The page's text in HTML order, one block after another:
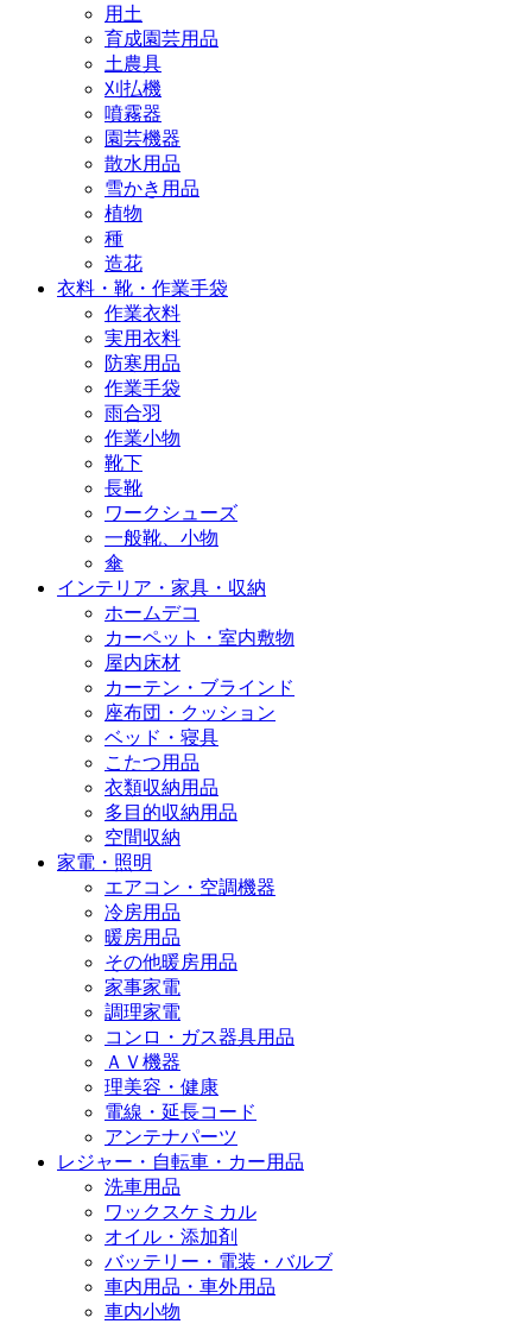
用土
育成園芸用品
土農具
刈払機
噴霧器
園芸機器
散水用品
雪かき用品
植物
種
造花
衣料・靴・作業手袋
作業衣料
実用衣料
防寒用品
作業手袋
雨合羽
作業小物
靴下
長靴
ワークシューズ
一般靴、小物
傘
インテリア・家具・収納
ホームデコ
カーペット・室内敷物
屋内床材
カーテン・ブラインド
座布団・クッション
ベッド・寝具
こたつ用品
衣類収納用品
多目的収納用品
空間収納
家電・照明
エアコン・空調機器
冷房用品
暖房用品
その他暖房用品
家事家電
調理家電
コンロ・ガス器具用品
ＡＶ機器
理美容・健康
電線・延長コード
アンテナパーツ
レジャー・自転車・カー用品
洗車用品
ワックスケミカル
オイル・添加剤
バッテリー・電装・バルブ
車内用品・車外用品
車内小物